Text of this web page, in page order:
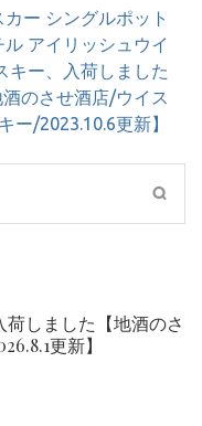
カー シングルポット
ル アイリッシュウイ
キー、入荷しました
酒のさせ酒店/ウイス
キー/2023.10.6更新】
しました【地酒のさ
更新】